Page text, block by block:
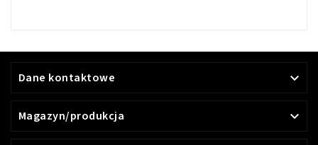
Dane kontaktowe 
Magazyn/produkcja 